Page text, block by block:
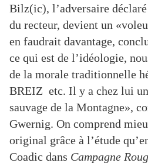
Bilz(ic), l’adversaire
du recteur, devient un «
en faudrait davantage,
ce qui est de l’idéologie,
de la morale traditionnelle
BREIZ etc. Il y a chez lui
sauvage de la Montagne»,
Gwernig. On comprend
original grâce à l’étude
Coadic dans Campagne